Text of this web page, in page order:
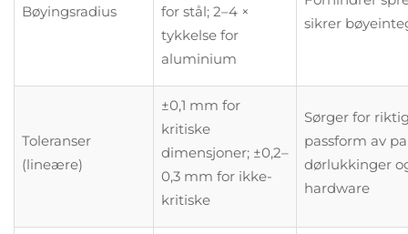
Bøyingsradius
for stål; 2–4 ×
tykkelse for
aluminium
sikrer
Toleranser
(lineære)
±0,1 mm for
kritiske
dimensjoner; ±0,2–
0,3 mm for ikke-
kritiske
Sørger for
passform av
dørlukkinger
hardware